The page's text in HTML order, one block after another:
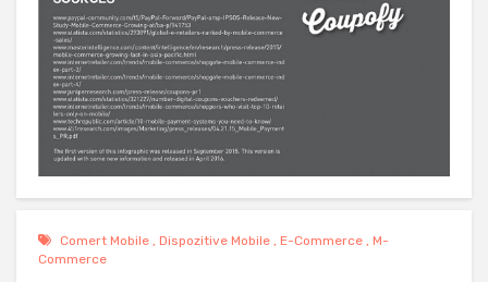
Comert Mobile , Dispozitive Mobile , E-Commerce , M-
Commerce